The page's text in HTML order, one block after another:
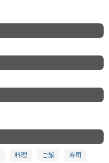
料理 ご飯 寿司